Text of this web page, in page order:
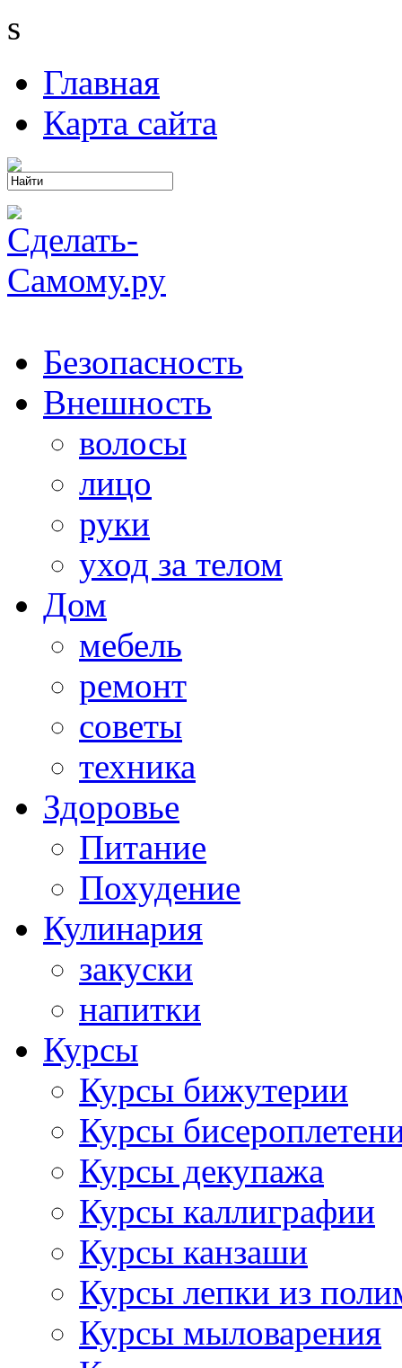
s
Главная
Карта сайта
Безопасность
Внешность
волосы
лицо
руки
уход за телом
Дом
мебель
ремонт
советы
техника
Здоровье
Питание
Похудение
Кулинария
закуски
напитки
Курсы
Курсы бижутерии
Курсы
Курсы декупажа
Курсы каллиграфии
Курсы канзаши
Курсы лепки из
Курсы мыловарения